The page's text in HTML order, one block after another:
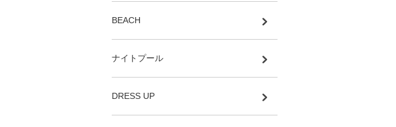
BEACH
ナイトプール
DRESS UP